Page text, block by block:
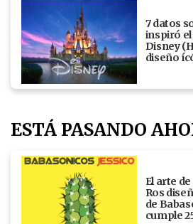
7 datos
inspiró
Disney
diseño
ESTÁ PASANDO
El arte
Ros
de
cumple